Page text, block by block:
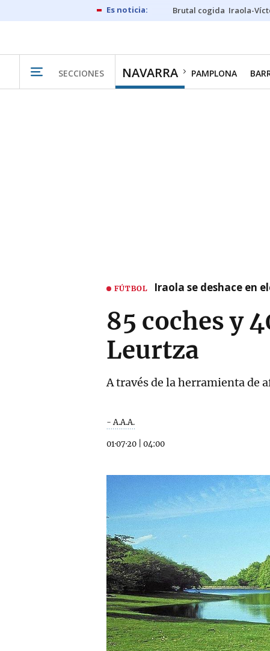
Brutal cogida Iraola-
SECCIONES NAVARRA PAMPLONA
FÚTBOL Iraola se deshace en
85 coches y
Leurtza
A través de la herramienta de
- A.A.A.
01·07·20 04:00